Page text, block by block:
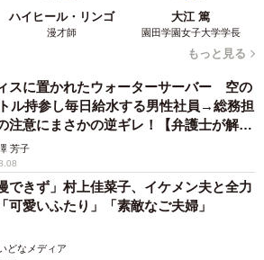
さるように」を意識して書きまし
住んだことのない方でも、ご自身や
験した方ではなくても、「人と比べ
でしまった」経験はあると思うんで
ンや受験であってもそこだけを際立
間の心模様に焦点を当て、共感でき
と思いました。
ハイヒール・リンゴ
漫才師
大江 篤
園田学園女子大学学長
もっと見る
スに置かれたウォーターサーバー 空の
ル持参し毎日給水する男性社員→総務担
注意にまさかの逆ギレ！【弁護士が解
芳子
できず」村上佳菜子、イケメン夫と全力
可愛いふたり」「素敵なご夫婦」
どなメディア